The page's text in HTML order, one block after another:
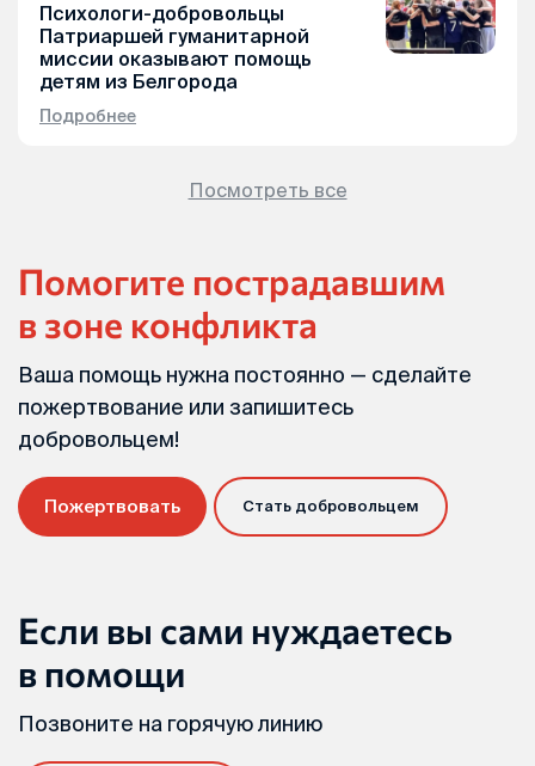
Психологи-добровольцы
Патриаршей гуманитарной
миссии оказывают помощь
детям из Белгорода
Подробнее
Посмотреть все
Помогите пострадавшим
в зоне конфликта
Ваша помощь нужна постоянно — сделайте
пожертвование или запишитесь
добровольцем!
Пожертвовать Стать добровольцем
Если вы сами нуждаетесь
в помощи
Позвоните на горячую линию